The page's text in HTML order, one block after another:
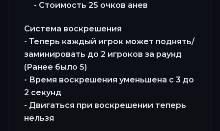
- Стоимость 25 очков анев
Система воскрешения
- Теперь каждый игрок может поднять/
заминировать до 2 игроков за раунд
(Ранее было 5)
- Время воскрешения уменьшена с 3 до
2 секунд
- Двигаться при воскрешении теперь
нельзя